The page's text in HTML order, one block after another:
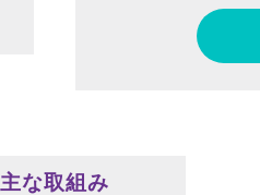
主な取組み